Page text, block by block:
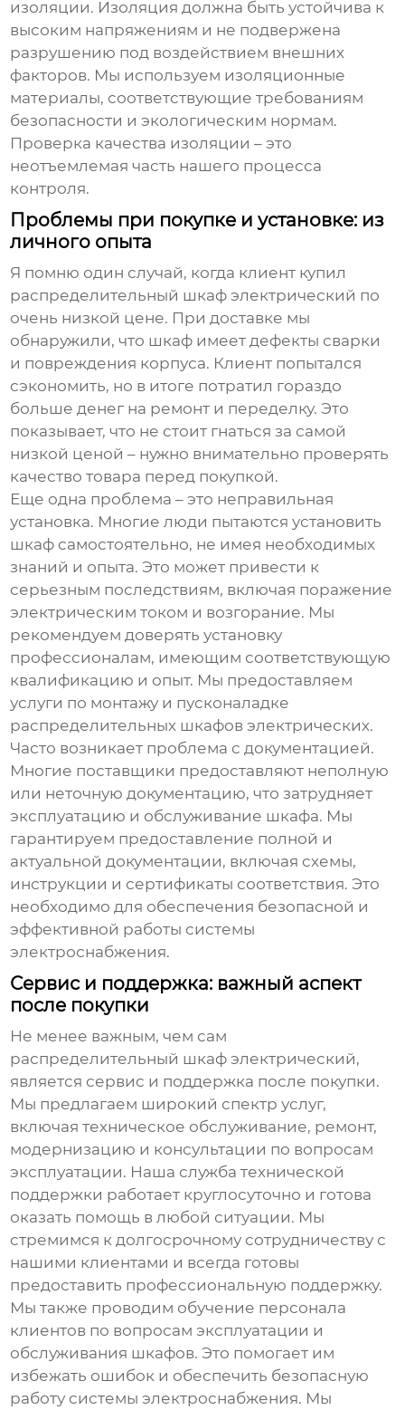
изоляции. Изоляция должна быть устойчива к
высоким напряжениям и не подвержена
разрушению под воздействием внешних
факторов. Мы используем изоляционные
материалы, соответствующие требованиям
безопасности и экологическим нормам.
Проверка качества изоляции – это
неотъемлемая часть нашего процесса
контроля.
Проблемы при покупке и установке: из
личного опыта
Я помню один случай, когда клиент купил
распределительный шкаф электрический по
очень низкой цене. При доставке мы
обнаружили, что шкаф имеет дефекты сварки
и повреждения корпуса. Клиент попытался
сэкономить, но в итоге потратил гораздо
больше денег на ремонт и переделку. Это
показывает, что не стоит гнаться за самой
низкой ценой – нужно внимательно проверять
качество товара перед покупкой.
Еще одна проблема – это неправильная
установка. Многие люди пытаются установить
шкаф самостоятельно, не имея необходимых
знаний и опыта. Это может привести к
серьезным последствиям, включая поражение
электрическим током и возгорание. Мы
рекомендуем доверять установку
профессионалам, имеющим соответствующую
квалификацию и опыт. Мы предоставляем
услуги по монтажу и пусконаладке
распределительных шкафов электрических.
Часто возникает проблема с документацией.
Многие поставщики предоставляют неполную
или неточную документацию, что затрудняет
эксплуатацию и обслуживание шкафа. Мы
гарантируем предоставление полной и
актуальной документации, включая схемы,
инструкции и сертификаты соответствия. Это
необходимо для обеспечения безопасной и
эффективной работы системы
электроснабжения.
Сервис и поддержка: важный аспект
после покупки
Не менее важным, чем сам
распределительный шкаф электрический,
является сервис и поддержка после покупки.
Мы предлагаем широкий спектр услуг,
включая техническое обслуживание, ремонт,
модернизацию и консультации по вопросам
эксплуатации. Наша служба технической
поддержки работает круглосуточно и готова
оказать помощь в любой ситуации. Мы
стремимся к долгосрочному сотрудничеству с
нашими клиентами и всегда готовы
предоставить профессиональную поддержку.
Мы также проводим обучение персонала
клиентов по вопросам эксплуатации и
обслуживания шкафов. Это помогает им
избежать ошибок и обеспечить безопасную
работу системы электроснабжения. Мы